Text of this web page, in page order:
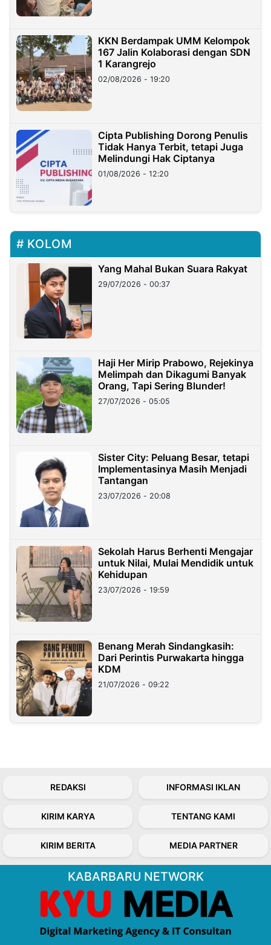
KKN Berdampak UMM Kelompok
167 Jalin Kolaborasi dengan SDN
1 Karangrejo
02/08/2026 - 19:20
Cipta Publishing Dorong Penulis
Tidak Hanya Terbit, tetapi Juga
Melindungi Hak Ciptanya
01/08/2026 - 12:20
KOLOM
Yang Mahal Bukan Suara Rakyat
29/07/2026 - 00:37
Haji Her Mirip Prabowo, Rejekinya
Melimpah dan Dikagumi Banyak
Orang, Tapi Sering Blunder!
27/07/2026 - 05:05
Sister City: Peluang Besar, tetapi
Implementasinya Masih Menjadi
Tantangan
23/07/2026 - 20:08
Sekolah Harus Berhenti Mengajar
untuk Nilai, Mulai Mendidik untuk
Kehidupan
23/07/2026 - 19:59
Benang Merah Sindangkasih:
Dari Perintis Purwakarta hingga
KDM
21/07/2026 - 09:22
REDAKSI INFORMASI IKLAN
KIRIM KARYA TENTANG KAMI
KIRIM BERITA MEDIA PARTNER
KABARBARU NETWORK